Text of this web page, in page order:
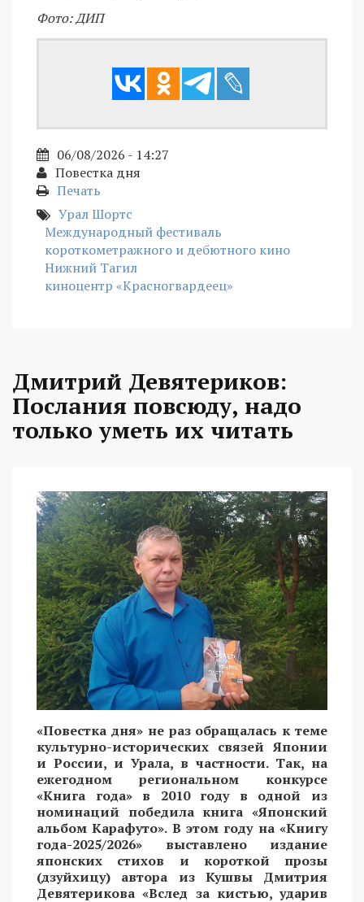
Фото: ДИП
06/08/2026 - 14:27
Повестка дня
Печать
Урал Шортс
Международный фестиваль
короткометражного и дебютного кино
Нижний Тагил
киноцентр «Красногвардеец»
Дмитрий Девятериков:
Послания повсюду, надо
только уметь их читать
«Повестка дня» не раз обращалась к теме
культурно-исторических связей Японии
и России, и Урала, в частности. Так, на
ежегодном региональном конкурсе
«Книга года» в 2010 году в одной из
номинаций победила книга «Японский
альбом Карафуто». В этом году на «Книгу
года-2025/2026» выставлено издание
японских стихов и короткой прозы
(дзуйхицу) автора из Кушвы Дмитрия
Девятерикова «Вслед за кистью, ударив